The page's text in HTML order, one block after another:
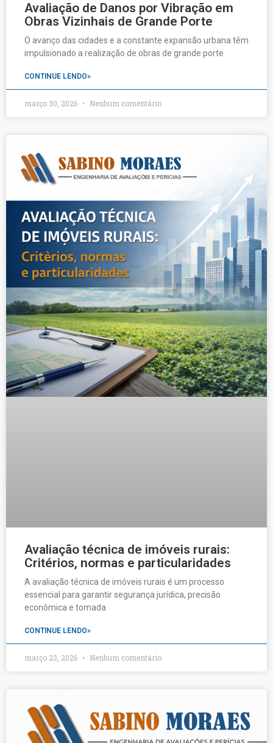
Avaliação de Danos por Vibração em
Obras Vizinhais de Grande Porte
O avanço das cidades e a constante expansão urbana têm
impulsionado a realização de obras de grande porte
CONTINUE LENDO»
março 30, 2026 Nenhum comentário
Avaliação técnica de imóveis rurais:
Critérios, normas e particularidades
A avaliação técnica de imóveis rurais é um processo
essencial para garantir segurança jurídica, precisão
econômica e tomada
CONTINUE LENDO»
março 23, 2026 Nenhum comentário